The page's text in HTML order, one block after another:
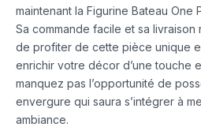
maintenant la Figurine Bateau One
Sa commande facile et sa
de profiter de cette pièce unique
enrichir votre décor d’une touche
manquez pas l’opportunité de
envergure qui saura s’intégrer à
ambiance.